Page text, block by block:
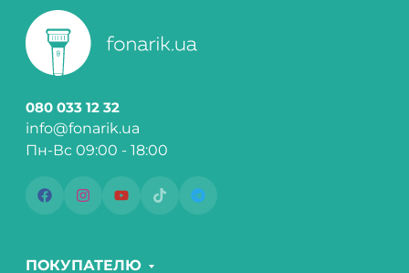
080 033 12 32
info@fonarik.ua
Пн-Вс 09:00 - 18:00
ПОКУПАТЕЛЮ